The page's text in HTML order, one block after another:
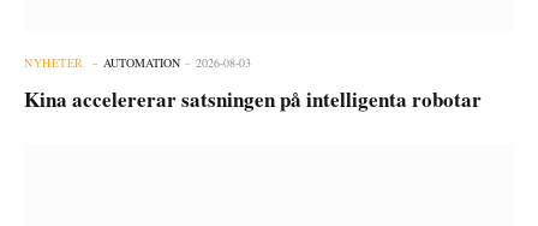
NYHETER AUTOMATION 2026-08-03
Kina accelererar satsningen på intelligenta robotar